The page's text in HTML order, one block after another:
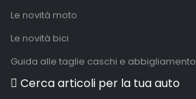
Le novità moto
Le novità bici
Guida alle taglie caschi e abbigliamento
Cerca articoli per la tua auto